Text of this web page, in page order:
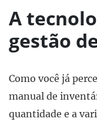
A
gestão
Como você já
manual de
quantidade e a